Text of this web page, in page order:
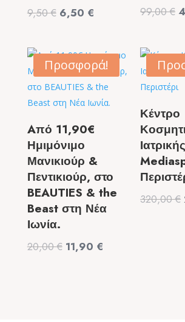
9,50€ Original
9,50 €.
6,50 €
είναι:
6,50 €.
99,00€
Προσφορά!
Aπό 11,90€
Ημιμόνιμο
Μανικιούρ &
Πεντικιούρ, στο
BEAUTIES & the
Beast στη Νέα
Ιωνία.
20,00€ Original
11,90 €
Κέντρο
Ιατρικής
320,00€